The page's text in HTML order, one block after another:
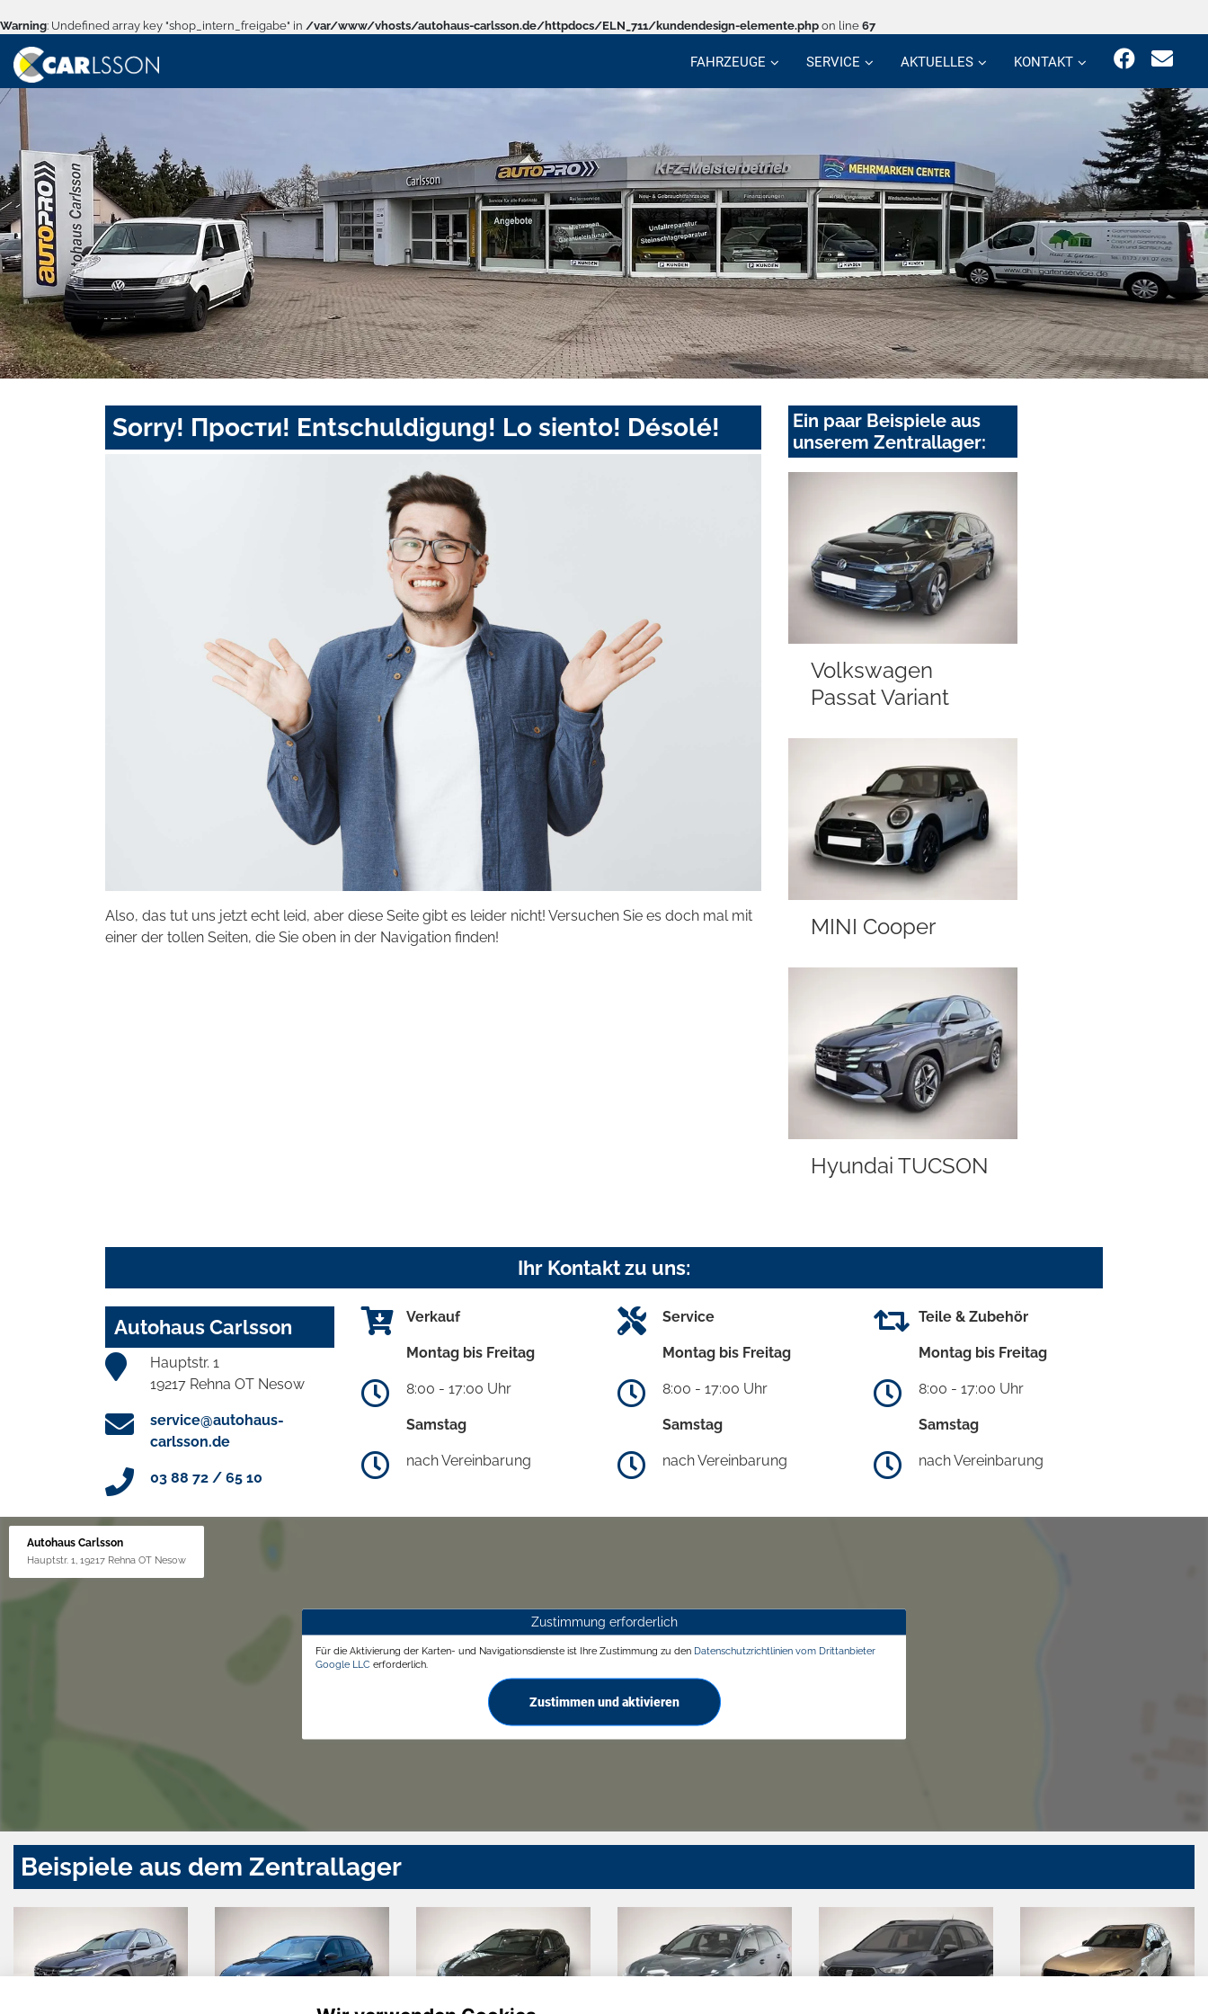
Warning: Undefined array key "shop_intern_freigabe" in /var/www/vhosts/autohaus-carlsson.de/httpdocs/ELN_711/kundendesign-elemente.php on line 67
FAHRZEUGE SERVICE AKTUELLES KONTAKT
Sorry! Прости! Entschuldigung! Lo siento! Désolé!
Also, das tut uns jetzt echt leid, aber diese Seite gibt es leider nicht! Versuchen Sie es doch mal mit
einer der tollen Seiten, die Sie oben in der Navigation finden!
Ein paar Beispiele aus
unserem Zentrallager:
Volkswagen
Passat Variant
MINI Cooper
Hyundai TUCSON
Ihr Kontakt zu uns:
Autohaus Carlsson
Hauptstr. 1
19217 Rehna OT Nesow
service@autohaus-
carlsson.de
03 88 72 / 65 10
Verkauf
Montag bis Freitag
8:00 - 17:00 Uhr
Samstag
nach Vereinbarung
Service
Montag bis Freitag
8:00 - 17:00 Uhr
Samstag
nach Vereinbarung
Teile & Zubehör
Montag bis Freitag
8:00 - 17:00 Uhr
Samstag
nach Vereinbarung
Autohaus Carlsson
Hauptstr. 1, 19217 Rehna OT Nesow
Zustimmung erforderlich
Für die Aktivierung der Karten- und Navigationsdienste ist Ihre Zustimmung zu den Datenschutzrichtlinien vom Drittanbieter
Google LLC erforderlich.
Zustimmen und aktivieren
Beispiele aus dem Zentrallager